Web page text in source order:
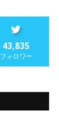
43,835
フォロワー